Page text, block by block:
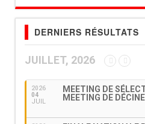
DERNIERS RÉSULTATS
JUILLET, 2026
2026
04
JUIL
MEETING DE
MEETING DE